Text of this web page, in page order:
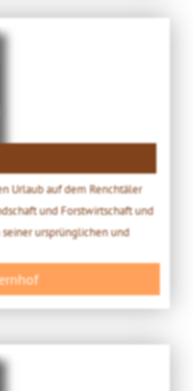
Urlaub auf dem Renchtäler
und Forstwirtschaft und
ursprünglichen und